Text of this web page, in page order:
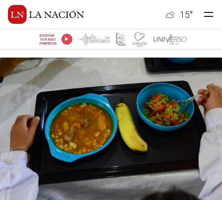
15°
ESCUCHÁ
TU RADIO
PREFERIDA